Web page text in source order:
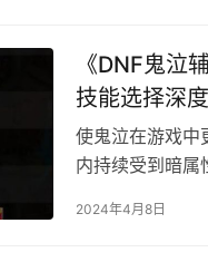
《DNF鬼泣
技能选择深
使鬼泣在游戏中
内持续受到暗属
2024年4月8日